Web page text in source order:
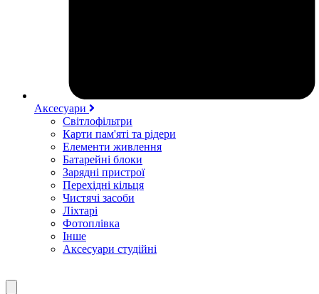
Аксесуари
Світлофільтри
Карти пам'яті та рідери
Елементи живлення
Батарейні блоки
Зарядні пристрої
Перехідні кільця
Чистячі засоби
Ліхтарі
Фотоплівка
Інше
Аксесуари студійні